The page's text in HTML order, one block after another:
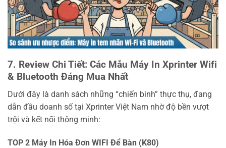
7. Review Chi Tiết: Các Mẫu Máy In Xprinter Wifi
& Bluetooth Đáng Mua Nhất
Dưới đây là danh sách những “chiến binh” thực thụ, đang
dẫn đầu doanh số tại Xprinter Việt Nam nhờ độ bền vượt
trội và kết nối thông minh:
TOP 2 Máy In Hóa Đơn WIFI Để Bàn (K80)